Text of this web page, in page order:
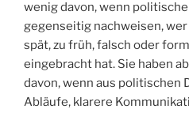
wenig davon, wenn
gegenseitig nachweisen,
spät, zu früh, falsch oder
eingebracht hat. Sie haben
davon, wenn aus politischen
Abläufe, klarere